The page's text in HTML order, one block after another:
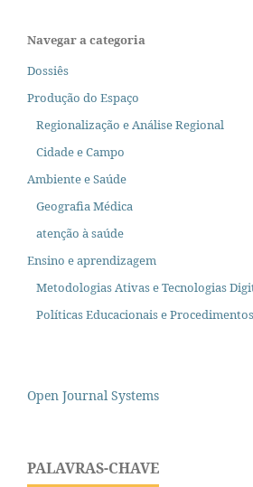
Navegar a categoria
Dossiês
Produção do Espaço
Regionalização e Análise Regional
Cidade e Campo
Ambiente e Saúde
Geografia Médica
atenção à saúde
Ensino e aprendizagem
Metodologias Ativas e Tecnologias
Políticas Educacionais e
Open Journal Systems
PALAVRAS-CHAVE